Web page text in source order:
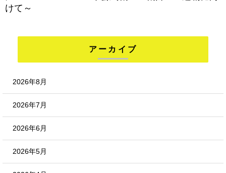
けて～
アーカイブ
2026年8月
2026年7月
2026年6月
2026年5月